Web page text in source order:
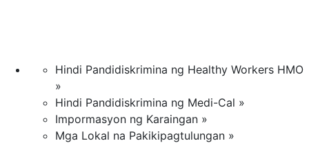
Hindi Pandidiskrimina ng Healthy Workers HMO
»
Hindi Pandidiskrimina ng Medi-Cal »
Impormasyon ng Karaingan »
Mga Lokal na Pakikipagtulungan »